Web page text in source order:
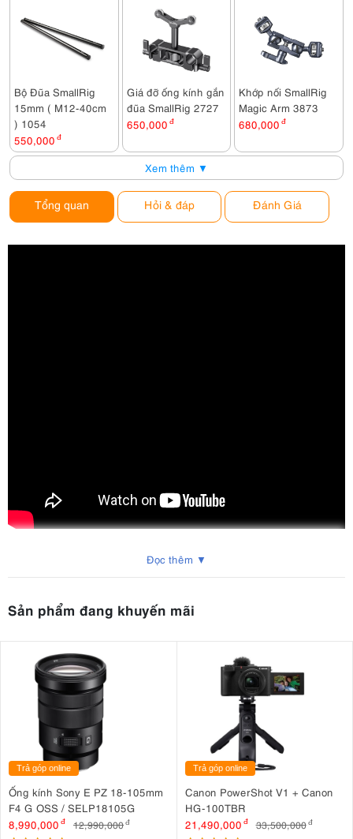
Bộ Đũa SmallRig
15mm ( M12-40cm
) 1054
550,000 đ
Giá đỡ ống kính gắn
đũa SmallRig 2727
650,000 đ
Khớp nối SmallRig
Magic Arm 3873
680,000 đ
Xem thêm ▼
Tổng quan Hỏi & đáp Đánh Giá
Đọc thêm ▼
Sản phẩm đang khuyến mãi
Trả góp online
Ống kính Sony E PZ 18-105mm
F4 G OSS / SELP18105G
8,990,000 đ 12,990,000đ
Trả góp online
Canon PowerShot V1 + Canon
HG-100TBR
21,490,000 đ 33,500,000 đ